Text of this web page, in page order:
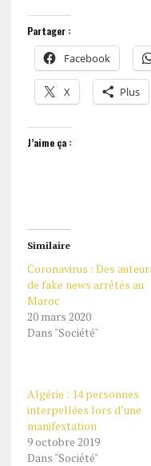
Partager :
Facebook
X Plus
J’aime ça :
Similaire
Coronavirus : Des
de fake news arrêtés au
Maroc
20 mars 2020
Dans "Société"
Algérie : 14 personnes
interpellées lors d’une
manifestation
9 octobre 2019
Dans "Société"